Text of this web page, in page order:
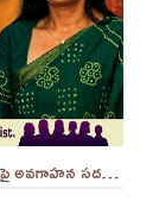
మహిళలు, విద్యార్తినిలు ఎదుర్కొంటున్న ప్రివెన్షన్ ఆఫ్ స్టాకింగ్ పై అవగాహన సదస్సు.. - ||YES 9TV